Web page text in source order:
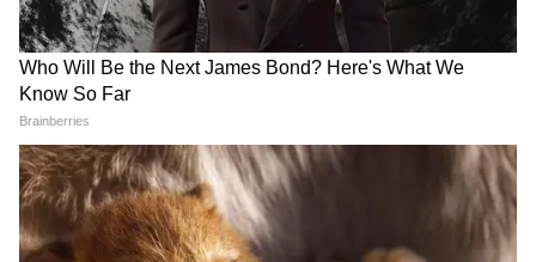
Atiq Ahmed के बेटे की मौत पर घर पहुंचे
Akhilesh Yadav के विधायक, जमकर हो रही
फजीहत!
समुद्र की तरह क्यों हिल रहा था मोरबी के कुएं का
पानी? खुल गया सबसे बड़ा राज